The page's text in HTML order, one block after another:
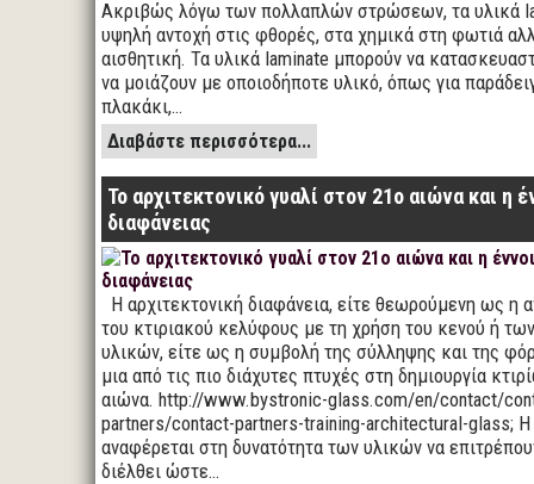
Ακριβώς λόγω των πολλαπλών στρώσεων, τα υλικά
υψηλή αντοχή στις φθορές, στα χημικά στη φωτιά
αισθητική. Τα υλικά laminate μπορούν να
να μοιάζουν με οποιοδήποτε υλικό, όπως για
πλακάκι,…
Διαβάστε περισσότερα...
Το αρχιτεκτονικό γυαλί στον 21ο αιώνα και η
διαφάνειας
Η αρχιτεκτονική διαφάνεια, είτε θεωρούμενη ως η
του κτιριακού κελύφους με τη χρήση του κενού ή
υλικών, είτε ως η συμβολή της σύλληψης και της
μια από τις πιο διάχυτες πτυχές στη δημιουργία
αιώνα. http://www.bystronic-glass.com/en/contact/
partners/contact-partners-training-architectural-glass; Η
αναφέρεται στη δυνατότητα των υλικών να
διέλθει ώστε…